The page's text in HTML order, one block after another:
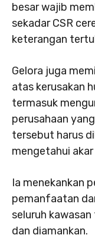
besar wajib
sekadar CSR
keterangan
Gelora juga
atas kerusakan
termasuk
perusahaan
tersebut harus
mengetahui
Ia menekankan
pemanfaatan
seluruh
dan diamankan.